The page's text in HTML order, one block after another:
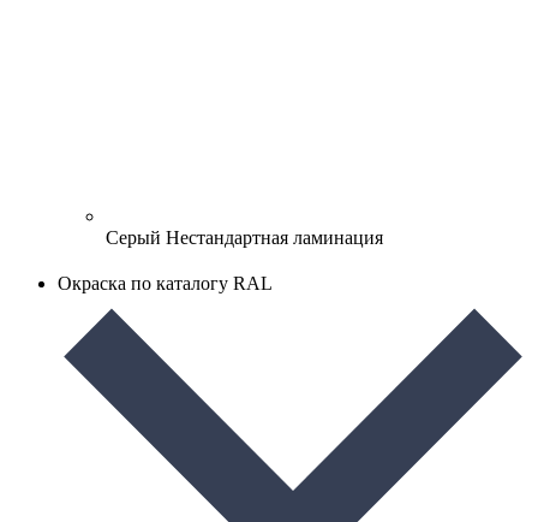
Серый Нестандартная ламинация
Окраска по каталогу RAL